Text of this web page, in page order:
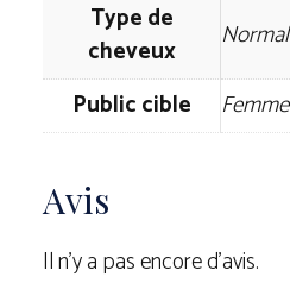
Type de
cheveux
Normal
Public cible
Femme
Avis
Il n’y a pas encore d’avis.